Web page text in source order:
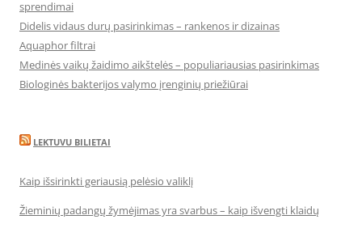
sprendimai
Didelis vidaus durų pasirinkimas – rankenos ir dizainas
Aquaphor filtrai
Medinės vaikų žaidimo aikštelės – populiariausias pasirinkimas
Biologinės bakterijos valymo įrenginių priežiūrai
LEKTUVU BILIETAI
Kaip išsirinkti geriausią pelėsio valiklį
Žieminių padangų žymėjimas yra svarbus – kaip išvengti klaidų